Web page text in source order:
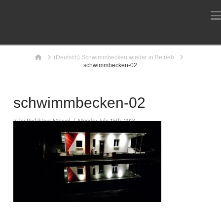
Home(Deutsch) Schwimmbecken wieder in Betrieb
schwimmbecken-02
schwimmbecken-02
In by Redakteur Manuel Monday July 15th, 2024